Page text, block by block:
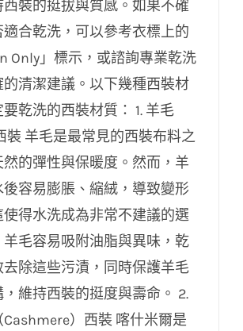
裝的挺拔與質感。如果不確
合乾洗，可以參考衣標上的
Only」標示，或諮詢專業乾洗
的清潔建議。以下幾種西裝材
乾洗的西裝材質： 1. 羊毛
裝 羊毛是最常見的西裝布料之
的彈性與保暖度。然而，羊
後容易膨脹、縮絨，導致變形
得水洗成為非常不建議的選
毛容易吸附油脂與異味，乾
去除這些污漬，同時保護羊毛
維持西裝的挺度與壽命。 2.
）西裝 喀什米爾是